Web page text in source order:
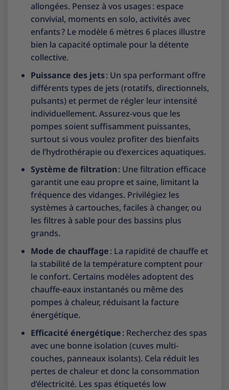
allongées. Pensez à vos usages : espace
convivial, moments en solo, activités avec
enfants ? Le modèle 6 mètres 6 places illustre
bien la capacité optimale pour la détente
collective.
Puissance des jets: Un spa performant offre
différents types de jets (rotatifs, directionnels,
pulsants) et permet de régler leur intensité
individuellement. Assurez-vous que les
pompes soient suffisamment puissantes,
surtout si vous voulez profiter des bienfaits
de l’hydrothérapie ou d’exercices aquatiques.
Système de filtration: Une filtration efficace
garantit une eau propre et saine, limitant la
fréquence des vidanges. Privilégiez les
systèmes à cartouches, faciles à changer, ou
les filtres à sable pour des bassins plus
grands.
Mode de chauffage: La rapidité de chauffe et
la stabilité de la température comptent pour
le confort. Certains modèles adoptent des
chauffe-eaux instantanés ou même des
pompes à chaleur, réduisant la facture
énergétique.
Efficacité énergétique: Recherchez des spas
avec une bonne isolation (cuves multi-
couches, panneaux isolants). Cela réduit les
pertes de chaleur et donc la consommation
d’électricité. Les spas étiquetés low